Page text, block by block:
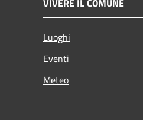
VIVERE IL COMUNE
Luoghi
Eventi
Meteo